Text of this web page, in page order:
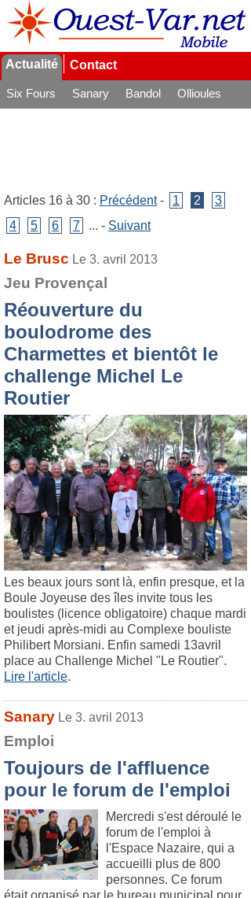
Actualité Contact
Six Fours Sanary Bandol
Ollioules
Articles 16 à 30 : Précédent- 1 2
3
4
5 6 7 ... - Suivant
Le Brusc Le 3. avril 2013
Jeu Provençal
Réouverture du
boulodrome des
Charmettes et bientôt le
challenge Michel Le
Routier
Les beaux jours sont là, enfin presque, et la
Boule Joyeuse des îles invite tous les
boulistes (licence obligatoire) chaque mardi
et jeudi après-midi au Complexe bouliste
Philibert Morsiani. Enfin samedi 13avril
place au Challenge Michel "Le Routier".
Lire l'article.
Sanary Le 3. avril 2013
Emploi
Toujours de l'affluence
pour le forum de l'emploi
Mercredi s'est déroulé le
forum de l'emploi à
l'Espace Nazaire, qui a
accueilli plus de 800
personnes. Ce forum
était organisé par le bureau municipal pour